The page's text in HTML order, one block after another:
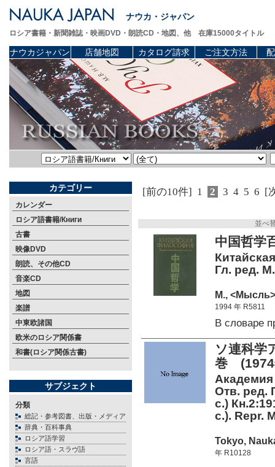
ナウカ・ジャパン
ロシア書籍・新聞雑誌・映画DVD・朗読CD・地図、他 在庫15000タイトル
ナウカジャパン 店舗地図 カタログ請求 ご注文方法
カテゴリー
カレンダー
ロシア語書籍/Книги
古書
映像DVD
朗読、その他CD
音楽CD
地図
楽譜
中東欧諸国
欧米のロシア関係書
和書(ロシア関係古書)
サブジェクト
分類
総記・参考図書、出版・メディア
辞典・百科事典
ロシア語学習
ロシア語・スラヴ語
言語
[前の10件] 1 2 3 4 5 6 [
並べ
中国哲学
Гл. ред.
М.,
1994 年 R5811
В словаре
ソ連科学
巻 (1974
Отв. ред.
c.)
с.). Repr.
Tokyo,
年 R10128